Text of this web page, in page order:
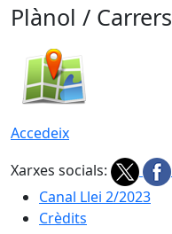
Plànol / Carrers
Accedeix
Xarxes socials:
Canal Llei 2/2023
Crèdits